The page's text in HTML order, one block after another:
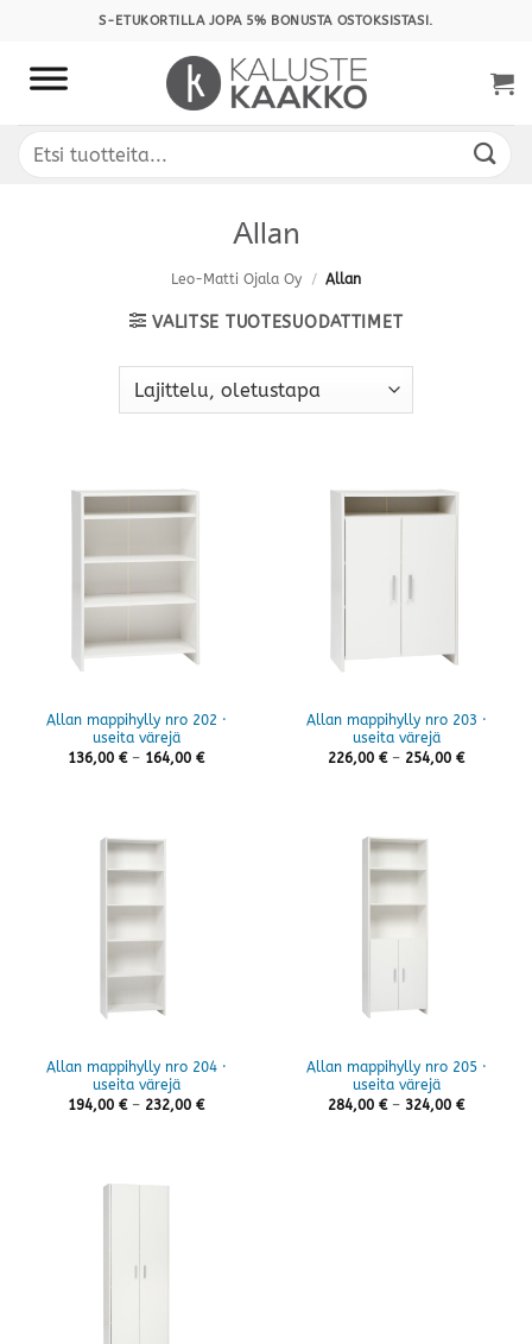
content
S-ETUKORTILLA JOPA 5% BONUSTA OSTOKSISTASI.
Etsi:
Allan
Leo-Matti Ojala Oy / Allan
VALITSE TUOTESUODATTIMET
Allan mappihylly nro 202 ·
useita värejä
136,00 € – 164,00 €Hintaluokka:
Allan mappihylly nro 203 ·
useita värejä
226,00 € – 254,00 €
Allan mappihylly nro 204 ·
useita värejä
194,00 € – 232,00 €Hintaluokka:
Allan mappihylly nro 205 ·
useita värejä
284,00 € – 324,00 €